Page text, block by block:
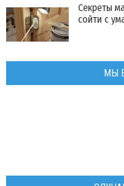
Секреты
сойти с
МЫ